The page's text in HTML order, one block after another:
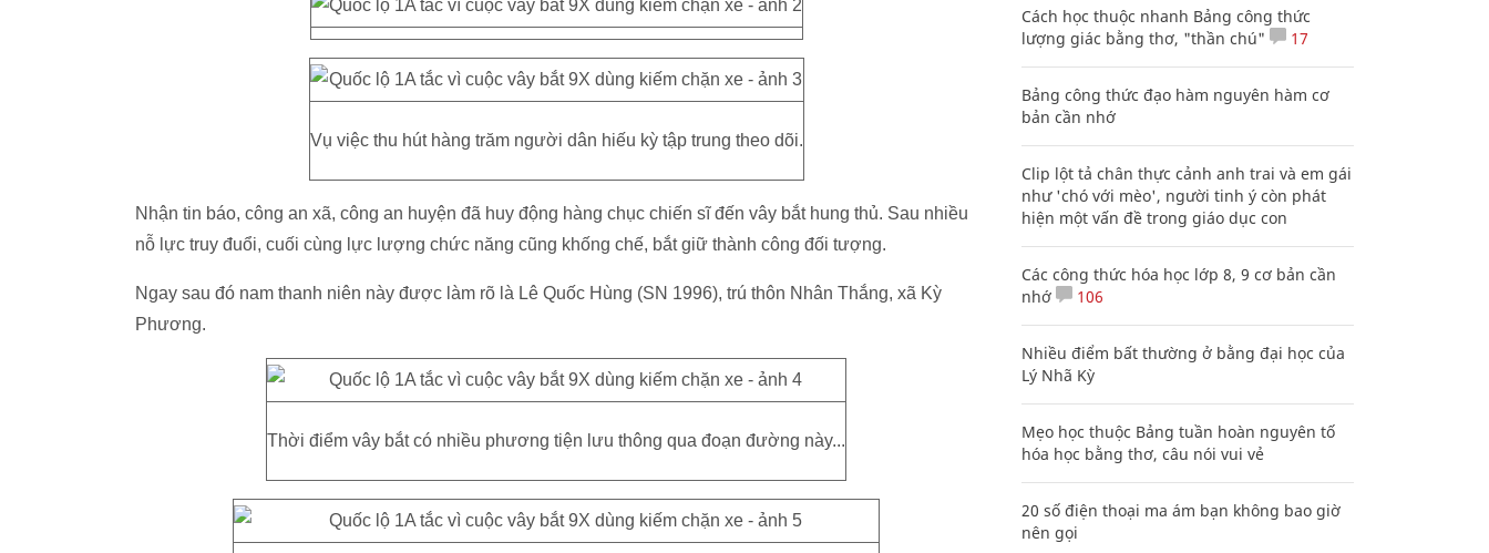
Vụ việc thu hút hàng trăm người dân hiếu kỳ tập trung theo dõi.
Nhận tin báo, công an xã, công an huyện đã huy động hàng chục chiến sĩ đến vây bắt hung thủ. Sau nhiều
nỗ lực truy đuổi, cuối cùng lực lượng chức năng cũng khống chế, bắt giữ thành công đối tượng.
Ngay sau đó nam thanh niên này được làm rõ là Lê Quốc Hùng (SN 1996), trú thôn Nhân Thắng, xã Kỳ
Phương.
Thời điểm vây bắt có nhiều phương tiện lưu thông qua đoạn đường này...
Cách học thuộc nhanh Bảng công thức
lượng giác bằng thơ, "thần chú"
17
Bảng công thức đạo hàm nguyên hàm cơ
bản cần nhớ
Clip lột tả chân thực cảnh anh trai và em gái
như 'chó với mèo', người tinh ý còn phát
hiện một vấn đề trong giáo dục con
Các công thức hóa học lớp 8, 9 cơ bản cần
nhớ
106
Nhiều điểm bất thường ở bằng đại học của
Lý Nhã Kỳ
Mẹo học thuộc Bảng tuần hoàn nguyên tố
hóa học bằng thơ, câu nói vui vẻ
20 số điện thoại ma ám bạn không bao giờ
nên gọi